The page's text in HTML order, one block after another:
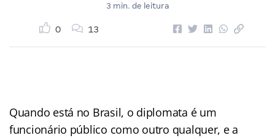
3 min. de leitura
0 13
Quando está no Brasil, o diplomata é um
funcionário público como outro qualquer, e a